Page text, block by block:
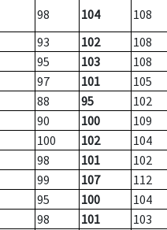
98 104
108
93 102
108
95 103
108
97 101
105
88 95
102
90 100
109
100 102
104
98 101
102
99 107
112
95 100
104
98 101
103